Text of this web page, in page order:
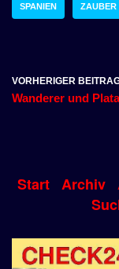
SPANIEN ZAUBER
VORHERIGER
Wanderer und
Start Archiv